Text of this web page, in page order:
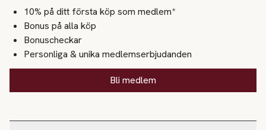
10% på ditt första köp som medlem*
Bonus på alla köp
Bonuscheckar
Personliga & unika medlemserbjudanden
Bli medlem